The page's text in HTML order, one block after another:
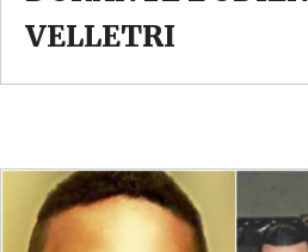
VELLETRI